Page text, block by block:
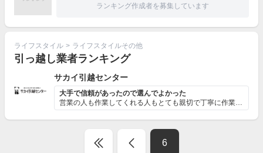
ランキング作成者を募集しています
ライフスタイル > ライフスタイルその他
引っ越し業者ランキング
サカイ引越センター
大手で信頼があったので選んでよかった
営業の人も作業してくれる人もとても親切で丁寧に作業して...
6